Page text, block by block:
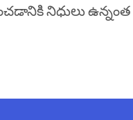
నిధులు ఉన్నంత